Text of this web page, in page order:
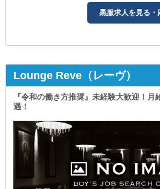
黒服求人を見る・
Lounge Reve（レーヴ）
『令和の働き方推奨』未経験大歓迎！
遇！